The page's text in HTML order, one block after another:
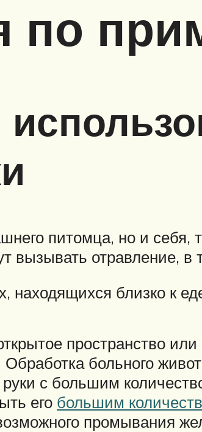
по
питомца, но и себя,
вызывать отравление, в
находящихся близко к
пространство
больного
с большим
его большим
промывания